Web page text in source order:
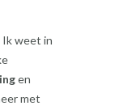
Ik weet in
en
met